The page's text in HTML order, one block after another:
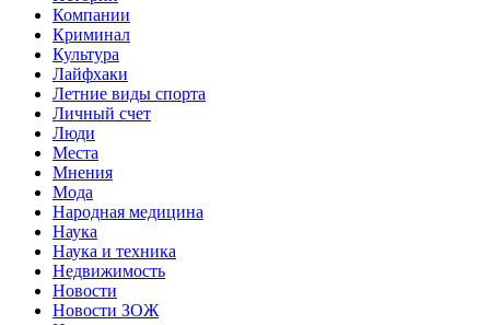
Компании
Криминал
Культура
Лайфхаки
Летние виды спорта
Личный счет
Люди
Места
Мнения
Мода
Народная медицина
Наука
Наука и техника
Недвижимость
Новости
Новости ЗОЖ